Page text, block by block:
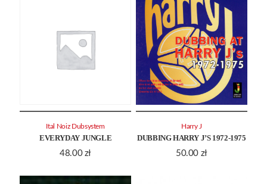
EVERYDAY JUNGLE
48.00 zł
Ital Noiz Dubsystem
DUBBING HARRY J’S 1972-1975
50.00 zł
Harry J